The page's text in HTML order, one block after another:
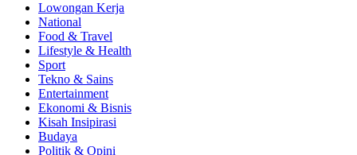
Lowongan Kerja
National
Food & Travel
Lifestyle & Health
Sport
Tekno & Sains
Entertainment
Ekonomi & Bisnis
Kisah Insipirasi
Budaya
Politik & Opini